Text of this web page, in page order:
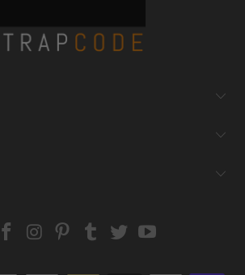
EmailStrapcode
Strapcode
Strapcode
Strapcode
Strapcode